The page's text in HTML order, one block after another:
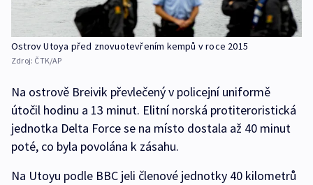
Ostrov Utoya před znovuotevřením kempů v roce 2015
Zdroj: ČTK/AP
Na ostrově Breivik převlečený v policejní uniformě
útočil hodinu a 13 minut. Elitní norská protiteroristická
jednotka Delta Force se na místo dostala až 40 minut
poté, co byla povolána k zásahu.
Na Utoyu podle BBC jeli členové jednotky 40 kilometrů